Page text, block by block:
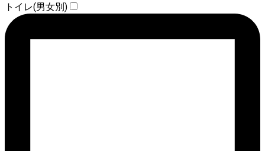
トイレ(男女別)